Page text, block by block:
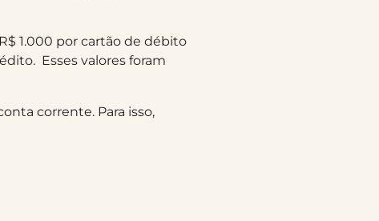
1.000 por cartão de débito
Esses valores foram
corrente. Para isso,